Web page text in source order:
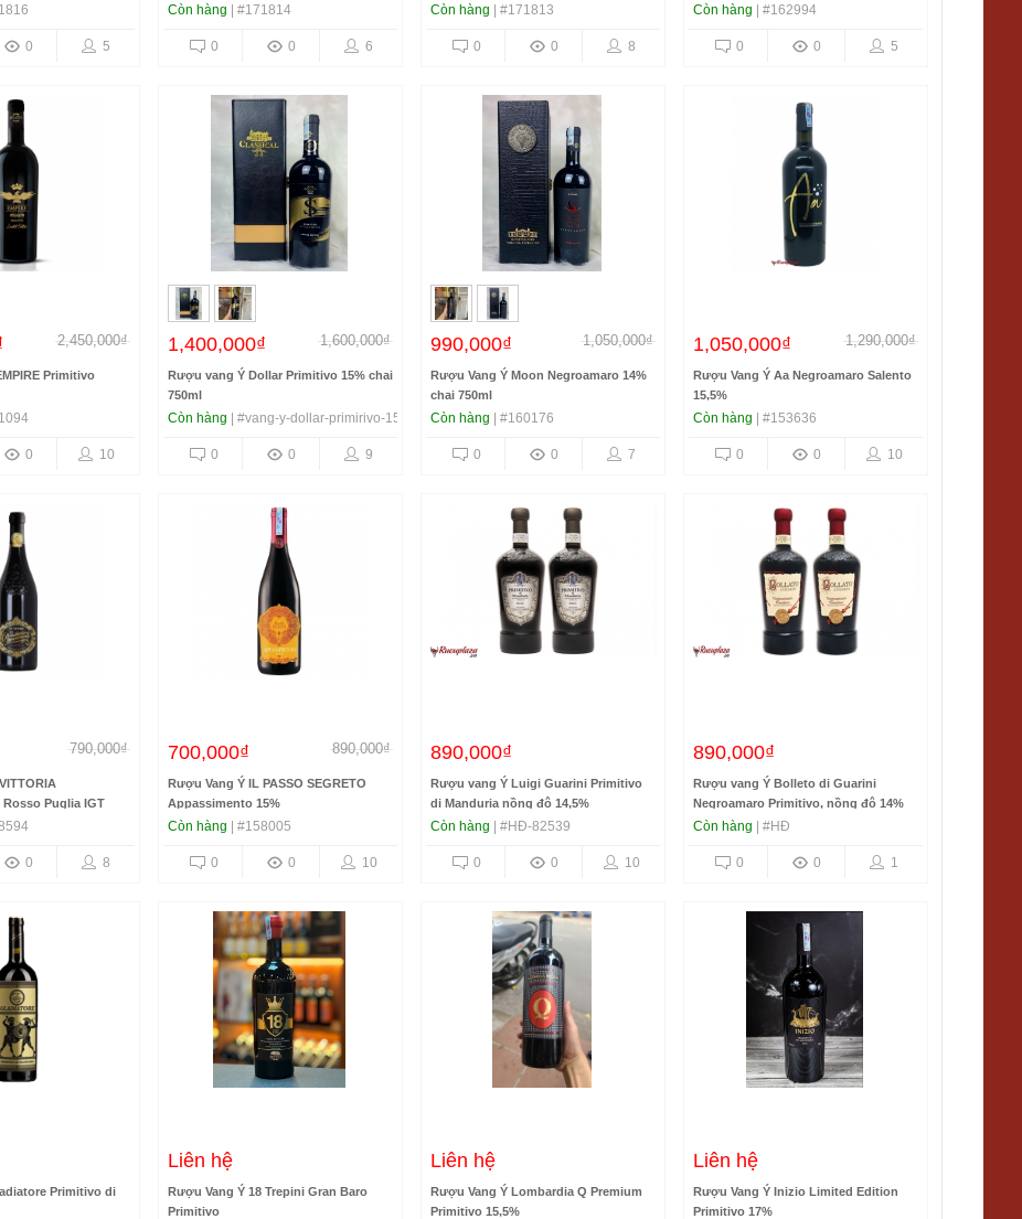
5
0
Còn hàng | #171814
6
0
0
Còn hàng | #171813
8
0
0
Còn hàng | #162994
5
0
0
2,450,000₫
Primitivo
10
0
1,400,000₫ 1,600,000₫
Rượu vang Ý Dollar Primitivo 15% chai
750ml
Còn hàng | #vang-y-dollar-primirivo-15-do
9
0
0
990,000₫ 1,050,000₫
Rượu Vang Ý Moon Negroamaro 14%
chai 750ml
Còn hàng | #160176
7
0
0
1,050,000₫ 1,290,000₫
Rượu Vang Ý Aa Negroamaro Salento
15,5%
Còn hàng | #153636
10
0
0
790,000₫
Rosso Puglia IGT
8
0
700,000₫ 890,000₫
Rượu Vang Ý IL PASSO SEGRETO
Appassimento 15%
Còn hàng | #158005
10
0
0
890,000₫
Rượu vang Ý Luigi Guarini Primitivo
di Manduria nồng độ 14,5%
Còn hàng | #HĐ-82539
10
0
0
890,000₫
R­ượu vang Ý Bolleto di Guarini
Negroamaro Primitivo, nồng độ 14%
Còn hàng | #HĐ
1
0
0
Primitivo di
Liên hệ
Rượu Vang Ý 18 Trepini Gran Baro
Primitivo
Liên hệ
Rượu Vang Ý Lombardia Q Premium
Primitivo 15,5%
Liên hệ
Rượu Vang Ý Inizio Limited Edition
Primitivo 17%